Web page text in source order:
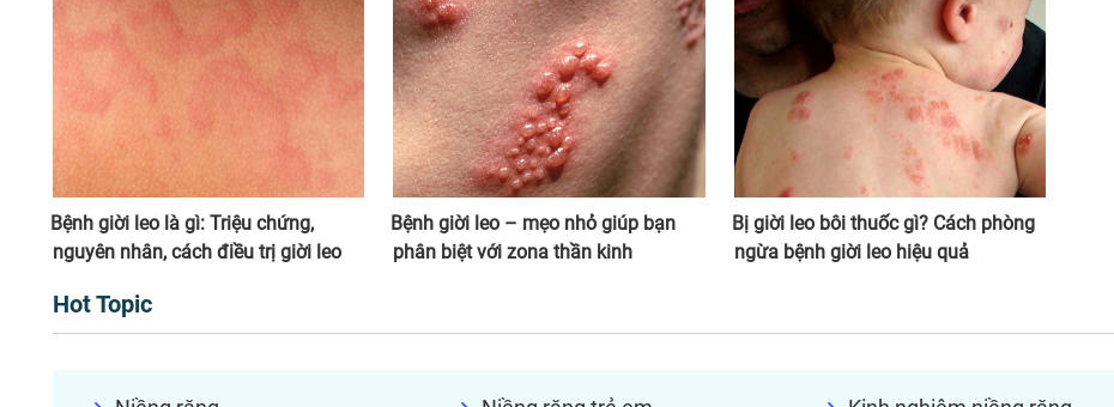
Bệnh giời leo là gì: Triệu chứng,
nguyên nhân, cách điều trị giời leo
Bệnh giời leo – mẹo nhỏ giúp bạn
phân biệt với zona thần kinh
Bị giời leo bôi thuốc gì? Cách phòng
ngừa bệnh giời leo hiệu quả
Hot Topic